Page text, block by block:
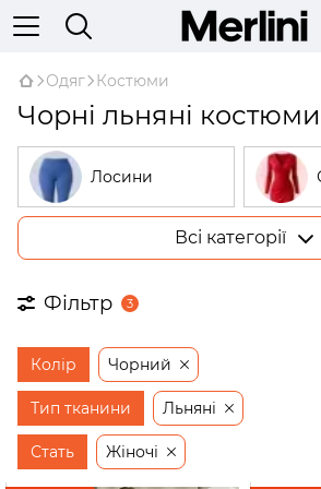
Одяг Костюми
Чорні льняні костюми
Лосини
Піжами
Сорочки
Штани
Всі категорії
Фільтр 3
Колір Чорний
Тип тканини Льняні
Стать Жіночі